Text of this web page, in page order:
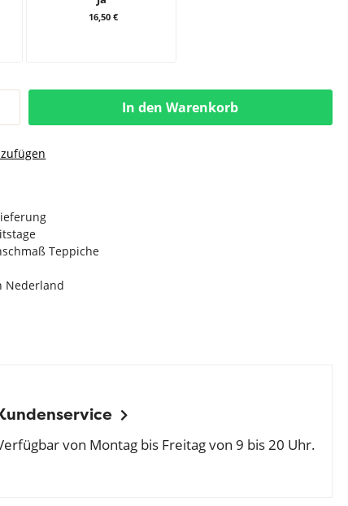
16,50 €
In den Warenkorb
Teppiche
Nederland
von Montag bis Freitag von 9 bis 20 Uhr.